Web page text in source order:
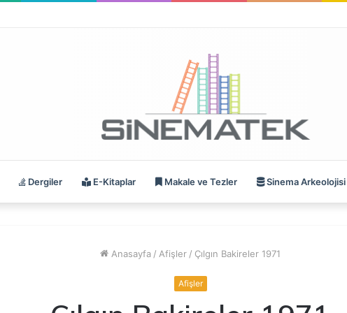
Dergiler E-Kitaplar Makale ve Tezler Sinema Arkeolojisi
Anasayfa / Afişler / Çılgın Bakireler 1971
Afişler